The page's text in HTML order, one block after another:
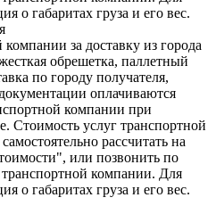
о габаритах груза и его вес.
за доставку из города
обрешетка, паллетный
по городу получателя,
оплачиваются
компании при
Стоимость услуг транспортной
рассчитать на
или позвонить по
транспортной компании. Для
о габаритах груза и его вес.